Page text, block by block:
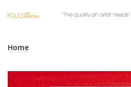
Home